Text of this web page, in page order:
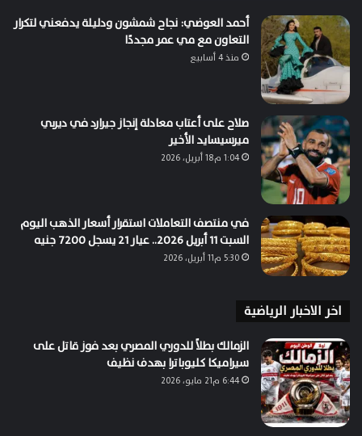
أحمد العوضي: نجاح شمشون ودليلة يدفعني لتكرار
التعاون مع مي عمر مجددًا
منذ 4 أسابيع
صلاح على أعتاب معادلة إنجاز جيرارد في ديربي
ميرسيسايد الأخير
1:04 م18 أبريل، 2026
في منتصف التعاملات استقرار أسعار الذهب اليوم
السبت 11 أبريل 2026.. عيار 21 يسجل 7200 جنيه
5:30 م11 أبريل، 2026
اخر الاخبار الرياضية
الزمالك بطلاً للدوري المصري بعد فوز قاتل على
سيراميكا كليوباترا بهدف نظيف
6:44 م21 مايو، 2026